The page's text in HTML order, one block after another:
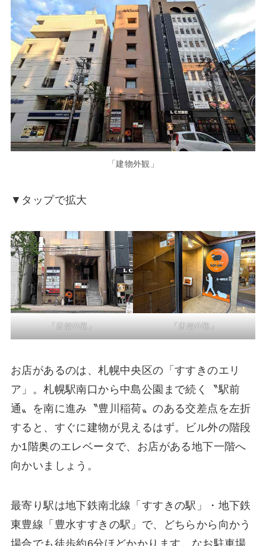
「建物外観」
▼タップで拡大
「店舗外観」 「店舗外観」
お店があるのは、札幌中央区の「すすきのエリ
ア」。札幌駅南口から中島公園まで続く〝駅前
通〟を南に進み〝豊川稲荷〟のある交差点を左折
すると、すぐに建物が見えるはず。ビル外の階段
か1階奥のエレベータで、お店がある地下一階へ
向かいましょう。
最寄り駅は地下鉄南北線「すすきの駅」・地下鉄
東豊線「豊水すすきの駅」で、どちらから向かう